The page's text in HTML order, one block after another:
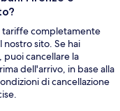
tariffe completamente
sito. Se hai
cancellare la
dell'arrivo, in base alla
di cancellazione